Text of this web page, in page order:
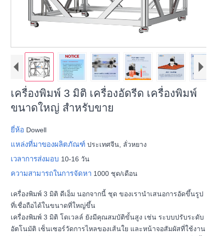
เครื่องพิมพ์ 3 มิติ เครื่องอัดรีด เครื่องพิมพ์
ขนาดใหญ่ สำหรับขาย
ยี่ห้อ Dowell
แหล่งที่มาของผลิตภัณฑ์ประเทศจีน, ลั่วหยาง
เวลาการส่งมอบ 10-16 วัน
ความสามารถในการจัดหา 1000 ชุด/เดือน
เครื่องพิมพ์ 3 มิติ ดีเอ็ม นอกจากนี้ ชุด ของเรานำเสนอการอัดขึ้นรูป
ที่เชื่อถือได้ในขนาดที่ใหญ่ขึ้น
เครื่องพิมพ์ 3 มิติ โดเวลล์ ยังมีคุณสมบัติขั้นสูง เช่น ระบบปรับระดับ
อัตโนมัติ เซ็นเซอร์วัดการไหลของเส้นใย และหน้าจอสัมผัสที่ใช้งาน